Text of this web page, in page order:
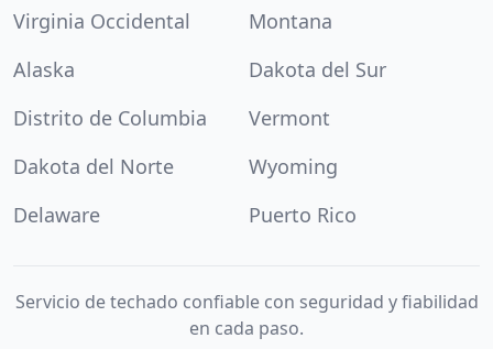
Virginia Occidental
Montana
Alaska
Dakota del Sur
Distrito de Columbia
Vermont
Dakota del Norte
Wyoming
Delaware
Puerto Rico
Servicio de techado confiable con seguridad y fiabilidad
en cada paso.